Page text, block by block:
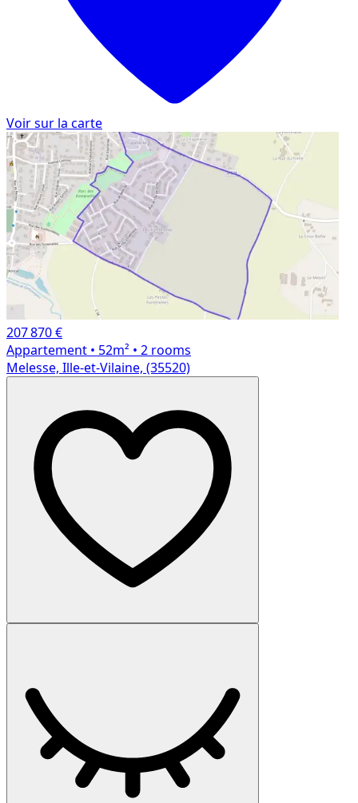
Voir sur la carte
207 870 €
Appartement • 52m² • 2 rooms
Melesse, Ille-et-Vilaine, (35520)